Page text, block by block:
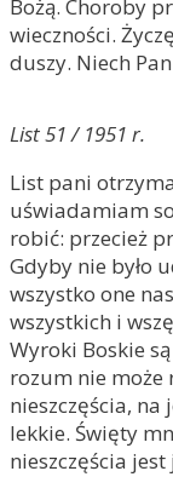
Bożą. Choroby
wieczności.
duszy. Niech
List 51 / 1951 r.
List pani
uświadamiam
robić: przecież
Gdyby nie było
wszystko one
wszystkich i
Wyroki Boskie
rozum nie może
nieszczęścia,
lekkie. Święty
nieszczęścia